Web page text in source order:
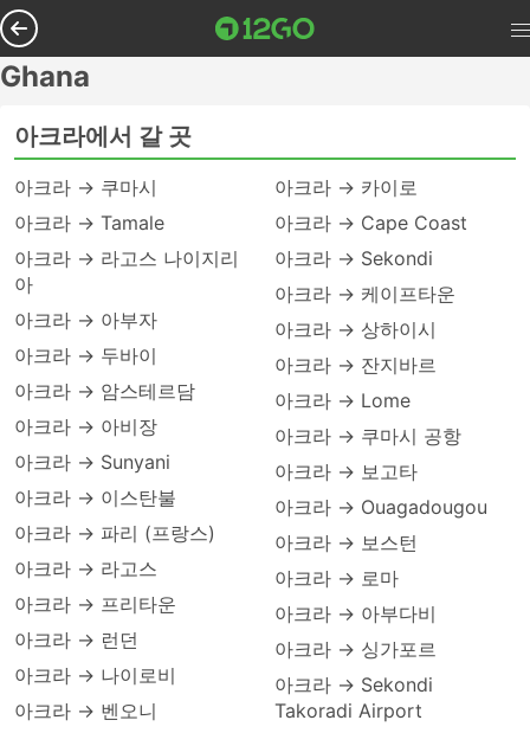
Ghana
아크라에서 갈 곳
아크라 → 쿠마시
아크라 → Tamale
아크라 → 라고스 나이지리
아
아크라 → 아부자
아크라 → 두바이
아크라 → 암스테르담
아크라 → 아비장
아크라 → Sunyani
아크라 → 이스탄불
아크라 → 파리 (프랑스)
아크라 → 라고스
아크라 → 프리타운
아크라 → 런던
아크라 → 나이로비
아크라 → 벤오니
아크라 → 카이로
아크라 → Cape Coast
아크라 → Sekondi
아크라 → 케이프타운
아크라 → 상하이시
아크라 → 잔지바르
아크라 → Lome
아크라 → 쿠마시 공항
아크라 → 보고타
아크라 → Ouagadougou
아크라 → 보스턴
아크라 → 로마
아크라 → 아부다비
아크라 → 싱가포르
아크라 → Sekondi
Takoradi Airport